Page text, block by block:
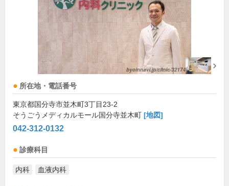
所在地・電話番号
東京都国分寺市並木町3丁目23-2
そうごうメディカルモール国分寺並木町 [地図]
042-312-0132
診療科目
内科 血液内科